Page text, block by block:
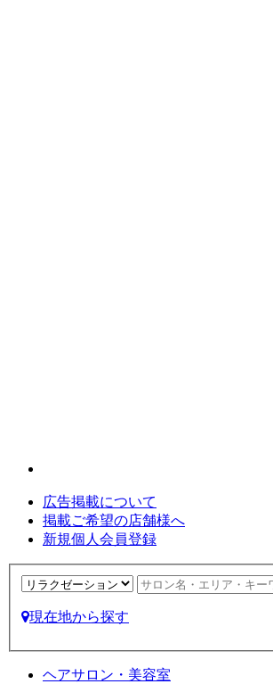
広告掲載について
掲載ご希望の店舗様へ
新規個人会員登録
現在地から探す
ヘアサロン・美容室